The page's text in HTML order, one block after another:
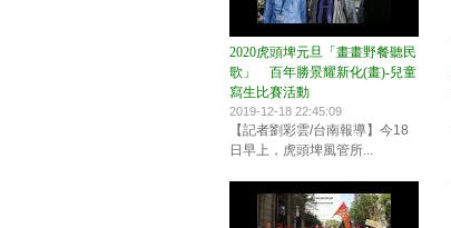
2020虎頭埤元旦「畫畫野餐聽民
歌」 百年勝景耀新化(畫)-兒童
寫生比賽活動
2019-12-18 22:45:09
【記者劉彩雲/台南報導】今18
日早上，虎頭埤風管所...